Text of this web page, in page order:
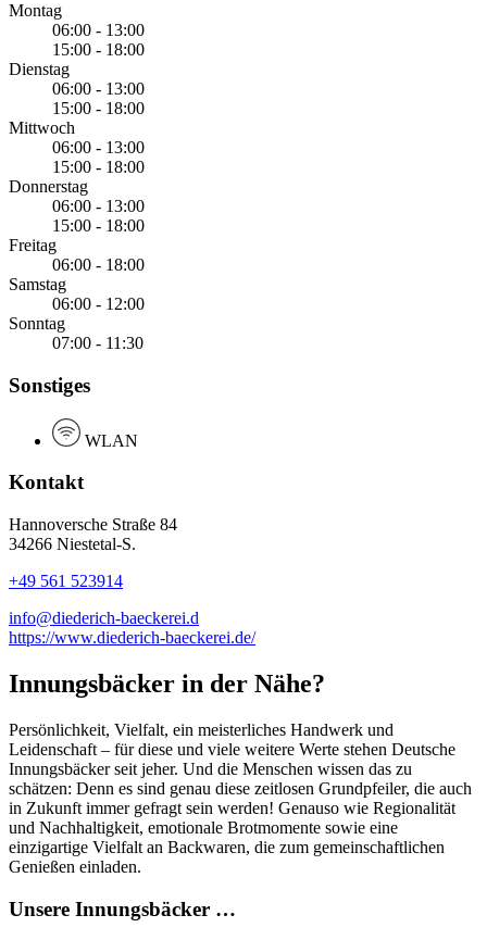
Montag
06:00 - 13:00
15:00 - 18:00
Dienstag
06:00 - 13:00
15:00 - 18:00
Mittwoch
06:00 - 13:00
15:00 - 18:00
Donnerstag
06:00 - 13:00
15:00 - 18:00
Freitag
06:00 - 18:00
Samstag
06:00 - 12:00
Sonntag
07:00 - 11:30
Sonstiges
WLAN
Kontakt
Hannoversche Straße 84
34266 Niestetal-S.
+49 561 523914
info@diederich-baeckerei.d
https://www.diederich-baeckerei.de/
Innungsbäcker in der Nähe?
Persönlichkeit, Vielfalt, ein meisterliches Handwerk und
Leidenschaft – für diese und viele weitere Werte stehen Deutsche
Innungsbäcker seit jeher. Und die Menschen wissen das zu
schätzen: Denn es sind genau diese zeitlosen Grundpfeiler, die auch
in Zukunft immer gefragt sein werden! Genauso wie Regionalität
und Nachhaltigkeit, emotionale Brotmomente sowie eine
einzigartige Vielfalt an Backwaren, die zum gemeinschaftlichen
Genießen einladen.
Unsere Innungsbäcker …